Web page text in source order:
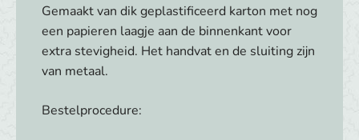
Gemaakt van dik geplastificeerd karton met nog
een papieren laagje aan de binnenkant voor
extra stevigheid. Het handvat en de sluiting zijn
van metaal.
Bestelprocedure: